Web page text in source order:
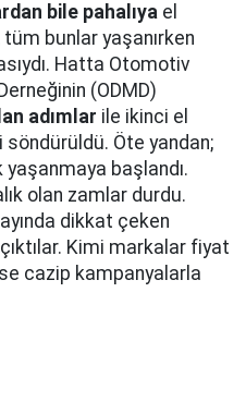
bile pahalıya el
bunlar yaşanırken
Hatta Otomotiv
(ODMD)
adımlar ile ikinci el
Öte yandan;
yaşanmaya başlandı.
olan zamlar durdu.
dikkat çeken
çıktılar. Kimi markalar fiyat
cazip kampanyalarla